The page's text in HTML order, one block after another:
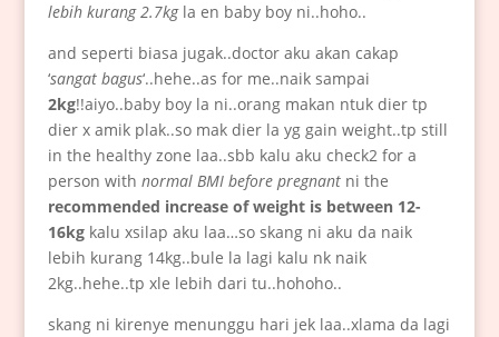
lebih kurang 2.7kgla en baby boy ni..hoho..
and seperti biasa jugak..doctor aku akan cakap
‘sangat bagus‘..hehe..as for me..naik sampai
2kg!!aiyo..baby boy la ni..orang makan ntuk dier tp
dier x amik plak..so mak dier la yg gain weight..tp still
in the healthy zone laa..sbb kalu aku check2 for a
person with normal BMI before pregnantni the
recommended increase of weight is between 12-
16kgkalu xsilap aku laa…so skang ni aku da naik
lebih kurang 14kg..bule la lagi kalu nk naik
2kg..hehe..tp xle lebih dari tu..hohoho..
skang ni kirenye menunggu hari jek laa..xlama da lagi